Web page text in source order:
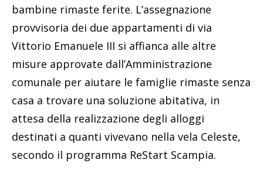
bambine rimaste ferite. L’assegnazione
provvisoria dei due appartamenti di via
Vittorio Emanuele III si affianca alle altre
misure approvate dall’Amministrazione
comunale per aiutare le famiglie rimaste senza
casa a trovare una soluzione abitativa, in
attesa della realizzazione degli alloggi
destinati a quanti vivevano nella vela Celeste,
secondo il programma ReStart Scampia.